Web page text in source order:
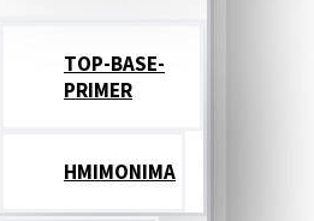
TOP-BASE-
PRIMER
ΗΜΙΜΟΝΙΜΑ